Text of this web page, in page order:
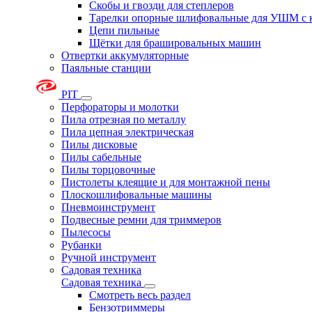
Скобы и гвозди для степлеров
Тарелки опорные шлифовальные для УШМ с
Цепи пильные
Щётки для брашировальных машин
Отвертки аккумуляторные
Паяльные станции
PIT
Перфораторы и молотки
Пила отрезная по металлу
Пила цепная электрическая
Пилы дисковые
Пилы сабельные
Пилы торцовочные
Пистолеты клеящие и для монтажной пены
Плоскошлифовальные машины
Пневмоинструмент
Подвесные ремни для триммеров
Пылесосы
Рубанки
Ручной инструмент
Садовая техника
Садовая техника
Смотреть весь раздел
Бензотриммеры